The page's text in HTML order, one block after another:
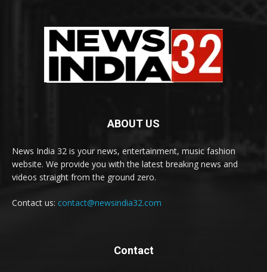
ABOUT US
News India 32 is your news, entertainment, music fashion
website. We provide you with the latest breaking news and
videos straight from the ground zero.
Contact us: contact@newsindia32.com
Contact